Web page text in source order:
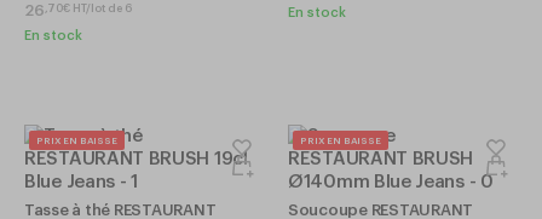
26 , 70€ HT/lot de 6
En stock
En stock
PRIX EN BAISSE
Tasse à thé RESTAURANT
PRIX EN BAISSE
Soucoupe RESTAURANT